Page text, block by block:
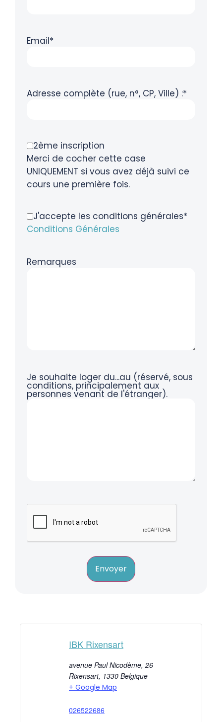
Email*
Adresse complète (rue, n°, CP, Ville) :*
2ème inscription
Merci de cocher cette case
UNIQUEMENT si vous avez déjà suivi ce
cours une première fois.
J'accepte les conditions générales*
Conditions Générales
Remarques
Je souhaite loger du...au (réservé, sous
conditions, principalement aux
personnes venant de l'étranger).
Envoyer
IBK Rixensart
avenue Paul Nicodème, 26
Rixensart, 1330 Belgique
+ Google Map
026522686